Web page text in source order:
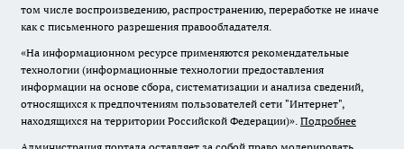
том числе воспроизведению, распространению, переработке не иначе
как с письменного разрешения правообладателя.
«На информационном ресурсе применяются рекомендательные
технологии (информационные технологии предоставления
информации на основе сбора, систематизации и анализа сведений,
относящихся к предпочтениям пользователей сети "Интернет",
находящихся на территории Российской Федерации)». Подробнее